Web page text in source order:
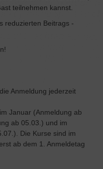
teilnehmen kannst.
reduzierten Beitrags -
Anmeldung jederzeit
Januar (Anmeldung ab
ab 05.03.) und im
Die Kurse sind im
ab dem 1. Anmeldetag